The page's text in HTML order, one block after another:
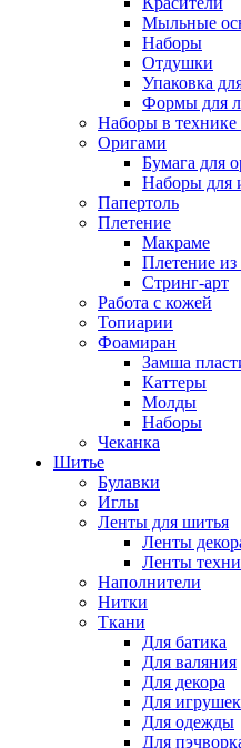
Мыльные
Наборы
Отдушки
Упаковка
Формы для
Наборы в технике
Оригами
Бумага для
Наборы для
Папертоль
Плетение
Макраме
Плетение из
Стринг-арт
Работа с кожей
Топиарии
Фоамиран
Замша
Каттеры
Молды
Наборы
Чеканка
Шитье
Булавки
Иглы
Ленты для шитья
Ленты
Ленты
Наполнители
Нитки
Ткани
Для батика
Для валяния
Для декора
Для игрушек
Для одежды
Для